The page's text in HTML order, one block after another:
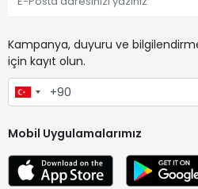
Kampanya, duyuru ve
için kayıt olun.
Mobil Uygulamalarımız